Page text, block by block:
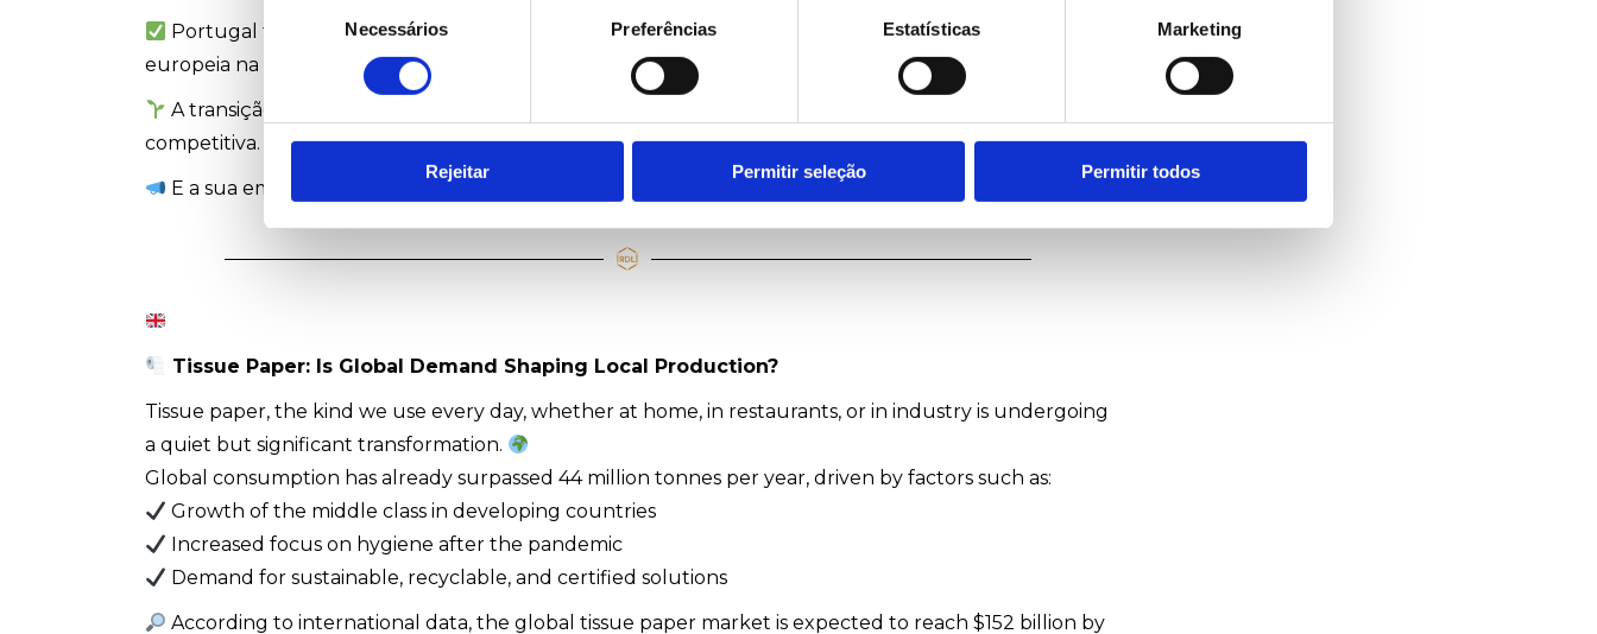
de
consentimento
Necessários Preferências Estatísticas Marketing
Rejeitar Permitir seleção Permitir todos
Portugal tem a experiência, o conhecimento técnico e os recursos naturais para ser uma referência
europeia na produção de papel tissue de qualidade.
A transição para uma produção mais sustentável não é só um desafio, é uma vantagem
competitiva.
E a sua empresa? Já está a acompanhar esta transformação?
Tissue Paper: Is Global Demand Shaping Local Production?
Tissue paper, the kind we use every day, whether at home, in restaurants, or in industry is undergoing
a quiet but significant transformation.
Global consumption has already surpassed 44 million tonnes per year, driven by factors such as:
Growth of the middle class in developing countries
Increased focus on hygiene after the pandemic
Demand for sustainable, recyclable, and certified solutions
According to international data, the global tissue paper market is expected to reach $152 billion by